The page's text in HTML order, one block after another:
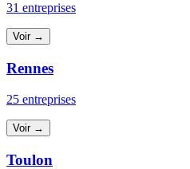
31 entreprises
Voir →
Rennes
25 entreprises
Voir →
Toulon